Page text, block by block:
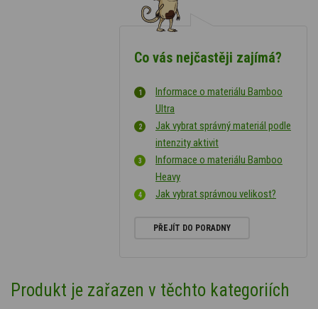
Co vás nejčastěji zajímá?
Informace o materiálu Bamboo
Ultra
Jak vybrat správný materiál podle
intenzity aktivit
Informace o materiálu Bamboo
Heavy
Jak vybrat správnou velikost?
PŘEJÍT DO PORADNY
Produkt je zařazen v těchto kategoriích